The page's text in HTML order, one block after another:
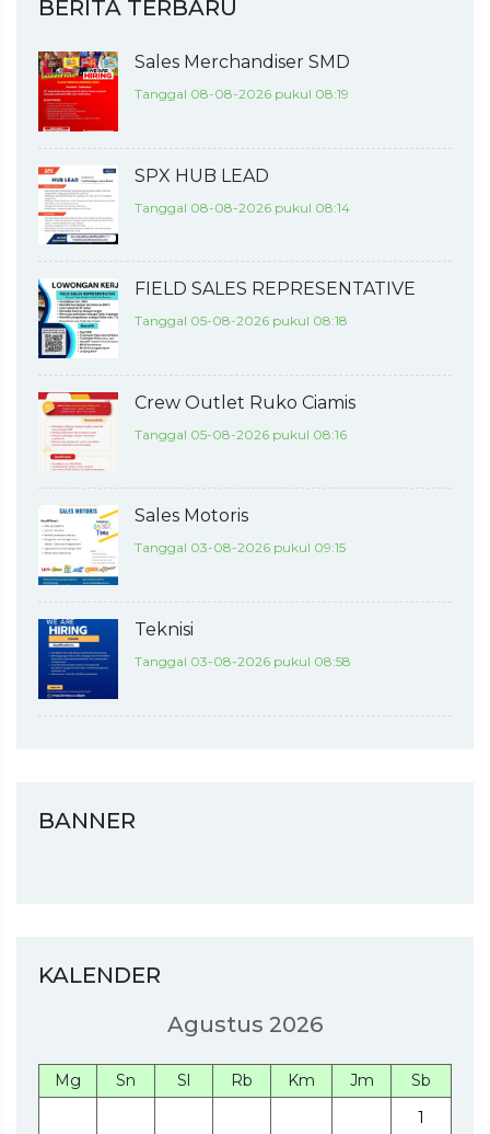
BERITA TERBARU
Sales Merchandiser SMD
Tanggal 08-08-2026 pukul 08:19
SPX HUB LEAD
Tanggal 08-08-2026 pukul 08:14
FIELD SALES REPRESENTATIVE
Tanggal 05-08-2026 pukul 08:18
Crew Outlet Ruko Ciamis
Tanggal 05-08-2026 pukul 08:16
Sales Motoris
Tanggal 03-08-2026 pukul 09:15
Teknisi
Tanggal 03-08-2026 pukul 08:58
BANNER
KALENDER
Agustus 2026
Mg Sn Sl Rb Km Jm
Sb
1